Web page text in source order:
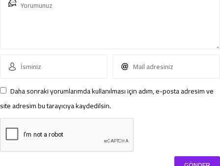
Daha sonraki yorumlarımda kullanılması için adım, e-posta adresim ve
site adresim bu tarayıcıya kaydedilsin.